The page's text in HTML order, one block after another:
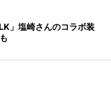
」塩崎さんのコラボ装